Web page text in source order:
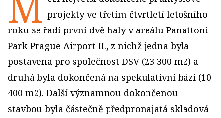
projekty ve třetím čtvrtletí letošního
roku se řadí první dvě haly v areálu Panattoni
Park Prague Airport II., z nichž jedna byla
postavena pro společnost DSV (23 300 m2) a
druhá byla dokončená na spekulativní bázi (10
400 m2). Další významnou dokončenou
stavbou byla částečně předpronajatá skladová